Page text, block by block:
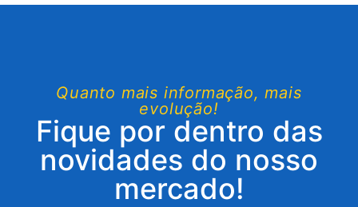
Quanto mais informação, mais
evolução!
Fique por dentro das
novidades do nosso
mercado!